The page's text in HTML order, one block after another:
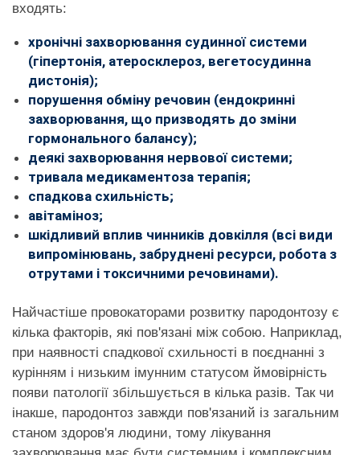
входять:
хронічні захворювання судинної системи
(гіпертонія, атеросклероз, вегетосудинна
дистонія);
порушення обміну речовин (ендокринні
захворювання, що призводять до зміни
гормонального балансу);
деякі захворювання нервової системи;
тривала медикаментоза терапія;
спадкова схильність;
авітаміноз;
шкідливий вплив чинників довкілля (всі види
випромінювань, забруднені ресурси, робота з
отрутами і токсичними речовинами).
Найчастіше провокаторами розвитку пародонтозу є
кілька факторів, які пов'язані між собою. Наприклад,
при наявності спадкової схильності в поєднанні з
курінням і низьким імунним статусом ймовірність
появи патології збільшується в кілька разів. Так чи
інакше, пародонтоз завжди пов'язаний із загальним
станом здоров'я людини, тому лікування